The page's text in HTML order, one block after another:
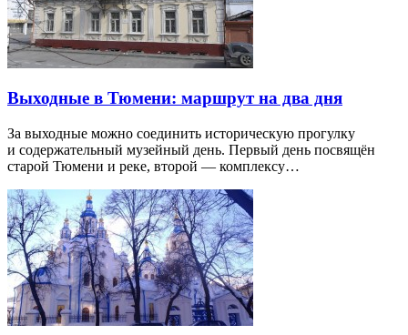
Выходные в Тюмени: маршрут на два дня
За выходные можно соединить историческую прогулку
и содержательный музейный день. Первый день посвящён
старой Тюмени и реке, второй — комплексу…